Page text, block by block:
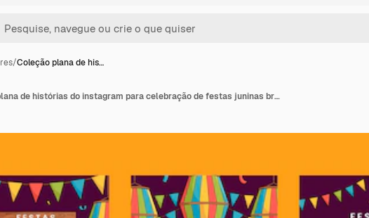
/Coleção plana de his…
Coleção plana de histórias do instagram para celebração de festas juninas brasileiras